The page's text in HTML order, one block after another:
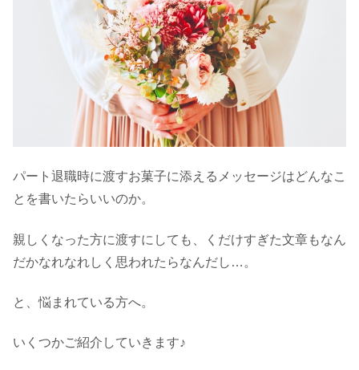
パート退職時に渡すお菓子に添えるメッセージはどんなこ
とを書いたらいいのか。
親しくなった方に渡すにしても、くだけすぎた文章もなん
だかなれなれしく思われたらなんだし…。
と、悩まれている方へ。
いくつかご紹介していきます♪